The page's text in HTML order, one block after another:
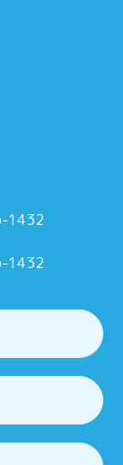
1432
1432